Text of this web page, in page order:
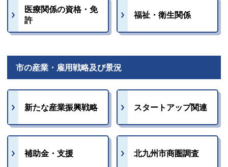
医療関係の資格・免
許
福祉・衛生関係
市の産業・雇用戦略及び景況
新たな産業振興戦略 スタートアップ関連
補助金・支援 北九州市商圏調査